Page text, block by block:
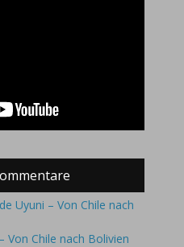
Uyuni – Von Chile nach
Von Chile nach Bolivien